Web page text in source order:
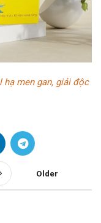
hạ men gan, giải độc
Older